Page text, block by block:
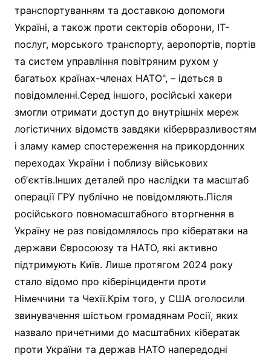
транспортуванням та доставкою допомоги
Україні, а також проти секторів оборони, ІТ-
послуг, морського транспорту, аеропортів, портів
та систем управління повітряним рухом у
багатьох країнах-членах НАТО", – ідеться в
повідомленні.Серед іншого, російські хакери
змогли отримати доступ до внутрішніх мереж
логістичних відомств завдяки кібервразливостям
і зламу камер спостереження на прикордонних
переходах України і поблизу військових
обʼєктів.Інших деталей про наслідки та масштаб
операції ГРУ публічно не повідомляють.Після
російського повномасштабного вторгнення в
Україну не раз повідомлялось про кібератаки на
держави Євросоюзу та НАТО, які активно
підтримують Київ. Лише протягом 2024 року
стало відомо про кіберінциденти проти
Німеччини та Чехії.Крім того, у США оголосили
звинувачення шістьом громадянам Росії, яких
назвало причетними до масштабних кібератак
проти України та держав НАТО напередодні